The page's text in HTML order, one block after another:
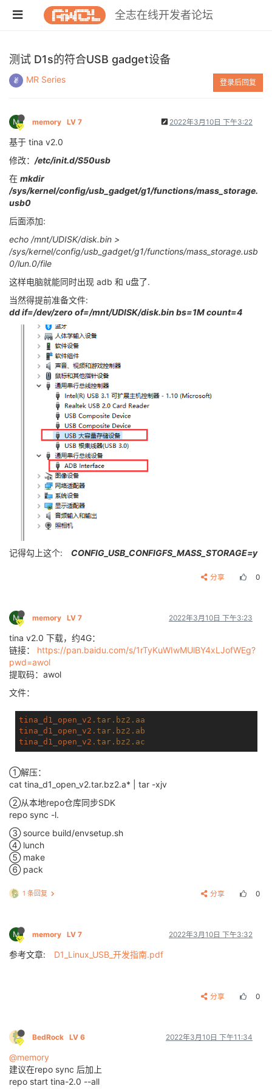
全志在线开发者论坛
测试 D1s的符合USB gadget设备
MR Series 登录后回复
M memory LV 7 2022年3月10日 下午3:22
基于 tina v2.0
修改： /etc/init.d/S50usb
在 mkdir
/sys/kernel/config/usb_gadget/g1/functions/mass_storage.
usb0
后面添加:
echo /mnt/UDISK/disk.bin >
/sys/kernel/config/usb_gadget/g1/functions/mass_storage.usb
0/lun.0/file
这样电脑就能同时出现 adb 和 u盘了.
当然得提前准备文件:
dd if=/dev/zero of=/mnt/UDISK/disk.bin bs=1M count=4
记得勾上这个: CONFIG_USB_CONFIGFS_MASS_STORAGE=y
分享 0
M memory LV 7 2022年3月10日 下午3:23
tina v2.0 下载，约4G：
链接： https://pan.baidu.com/s/1rTyKuWIwMUlBY4xLJofWEg?
pwd=awol
提取码：awol
文件：
tina_d1_open_v2 .tar .bz2 .aa
tina_d1_open_v2 .tar .bz2 .ab
tina_d1_open_v2 .tar .bz2 .ac
①解压：
cat tina_d1_open_v2.tar.bz2.a* | tar -xjv
②从本地repo仓库同步SDK
repo sync -l.
③ source build/envsetup.sh
④ lunch
⑤ make
⑥ pack
1 条回复 分享 0
M memory LV 7 2022年3月10日 下午3:32
参考文章: D1_Linux_USB_开发指南.pdf
分享 0
BedRock LV 6 2022年3月10日 下午11:34
@memory
建议在repo sync 后加上
repo start tina-2.0 --all